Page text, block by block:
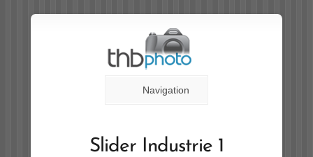
Navigation
Slider Industrie 1